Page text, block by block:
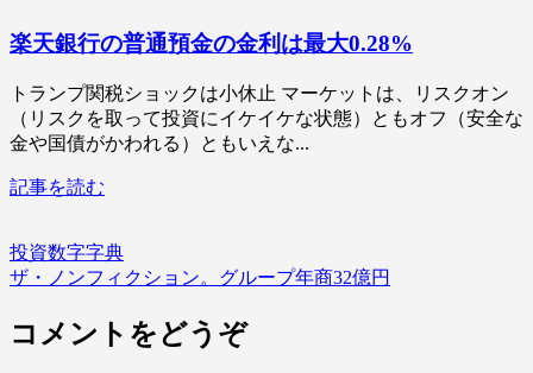
楽天銀行の普通預金の金利は最大0.28%
トランプ関税ショックは小休止 マーケットは、リスクオン
（リスクを取って投資にイケイケな状態）ともオフ（安全な
金や国債がかわれる）ともいえな...
記事を読む
投資数字字典
ザ・ノンフィクション。グループ年商32億円
コメントをどうぞ